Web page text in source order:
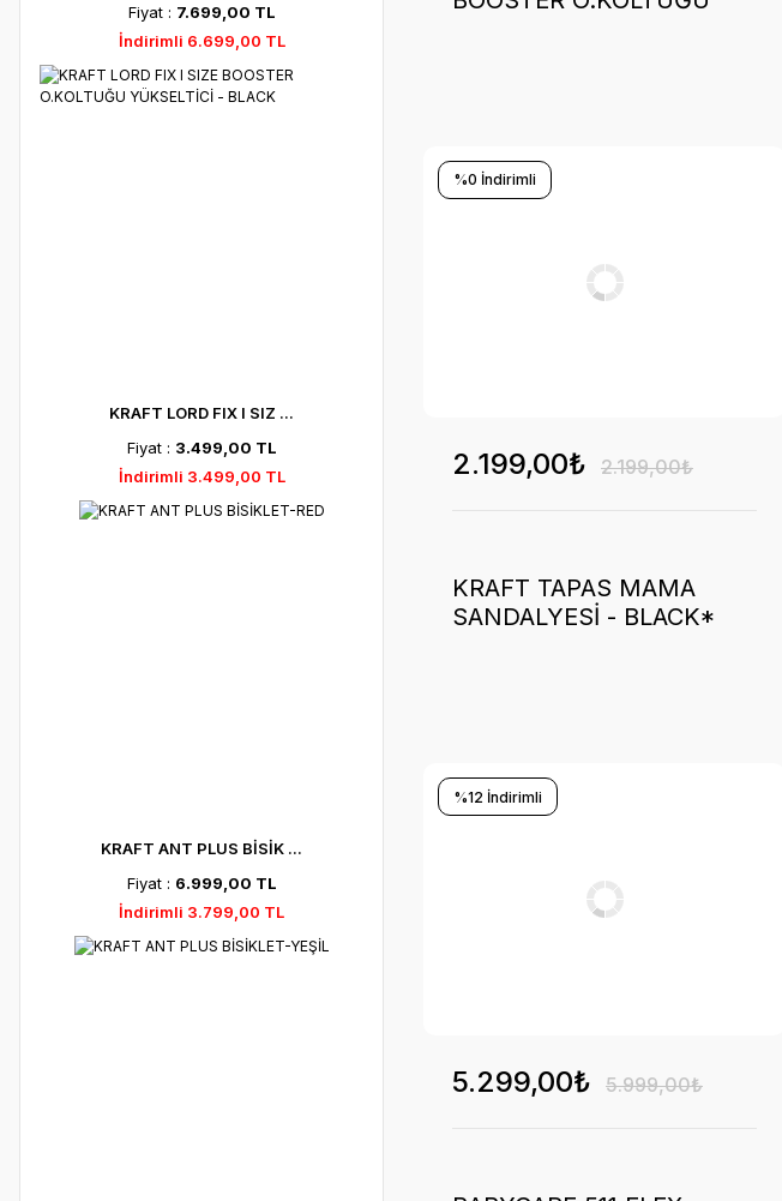
Fiyat : 7.699,00 TL
İndirimli 6.699,00 TL
KRAFT LORD FIX I SIZ ...
Fiyat : 3.499,00 TL
İndirimli 3.499,00 TL
KRAFT ANT PLUS BİSİK ...
Fiyat : 6.999,00 TL
İndirimli 3.799,00 TL
%0 İndirimli
2.199,00₺ 2.199,00₺
KRAFT TAPAS MAMA
SANDALYESİ - BLACK*
%12 İndirimli
5.299,00₺ 5.999,00₺